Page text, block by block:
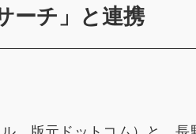
ーチ」と連携
、版元ドットコム）と、